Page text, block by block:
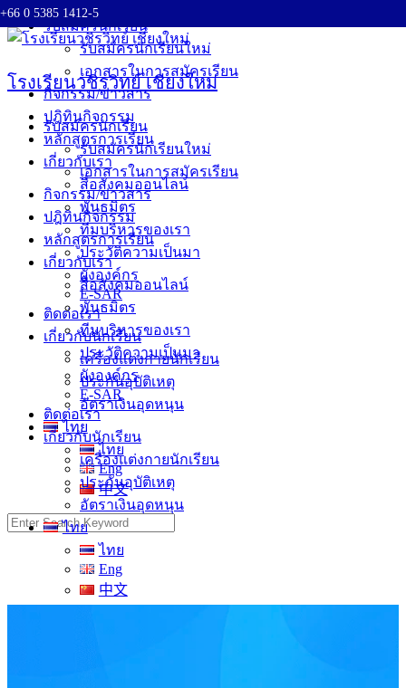
Skip
to
+66 0 5385 1412-5
โรงเรียนวชิรวิทย์ เชียงใหม่
รับสมัครนักเรียน
รับสมัครนักเรียนใหม่
เอกสารในการสมัครเรียน
กิจกรรม/ข่าวสาร
ปฎิทินกิจกรรม
หลักสูตรการเรียน
เกี่ยวกับเรา
สื่อสังคมออนไลน์
พันธมิตร
ทีมบริหารของเรา
ประวัติความเป็นมา
ผังองค์กร
E-SAR
ติดต่อเรา
เกี่ยวกับนักเรียน
เครื่องแต่งกายนักเรียน
ประกันอุบัติเหตุ
อัตราเงินอุดหนุน
ไทย
ไทย
Eng
中文
รับสมัครนักเรียน
รับสมัครนักเรียนใหม่
เอกสารในการสมัครเรียน
กิจกรรม/ข่าวสาร
ปฎิทินกิจกรรม
หลักสูตรการเรียน
เกี่ยวกับเรา
สื่อสังคมออนไลน์
พันธมิตร
ทีมบริหารของเรา
ประวัติความเป็นมา
ผังองค์กร
E-SAR
ติดต่อเรา
เกี่ยวกับนักเรียน
เครื่องแต่งกายนักเรียน
ประกันอุบัติเหตุ
อัตราเงินอุดหนุน
ไทย
ไทย
Eng
中文
Search
for: